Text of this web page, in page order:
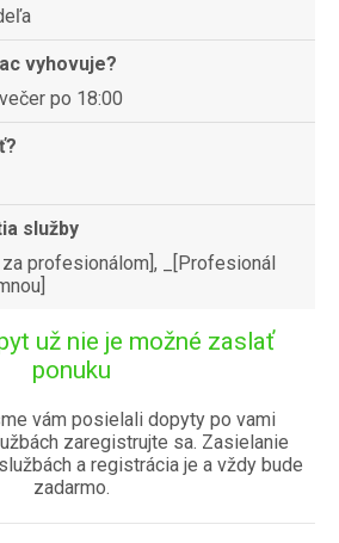
vyhovuje?
po 18:00
služby
za profesionálom], _[Profesionál
už nie je možné zaslať
ponuku
vám posielali dopyty po vami
zaregistrujte sa. Zasielanie
a registrácia je a vždy bude
zadarmo.